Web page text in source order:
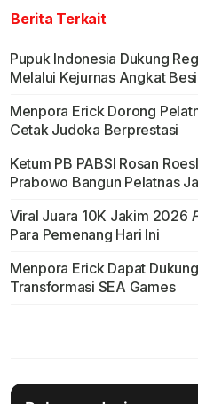
Berita Terkait
Pupuk Indonesia Dukung
Melalui Kejurnas Angkat
Menpora Erick Dorong
Cetak Judoka Berprestasi
Ketum PB PABSI Rosan
Prabowo Bangun Pelatnas
Viral Juara 10K Jakim 2026
Para Pemenang Hari Ini
Menpora Erick Dapat
Transformasi SEA Games